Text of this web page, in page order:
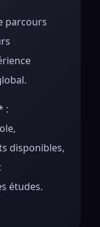
parcours
:
disponibles,
études.